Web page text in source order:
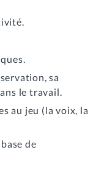
sa
le travail.
au jeu (la voix, la
de